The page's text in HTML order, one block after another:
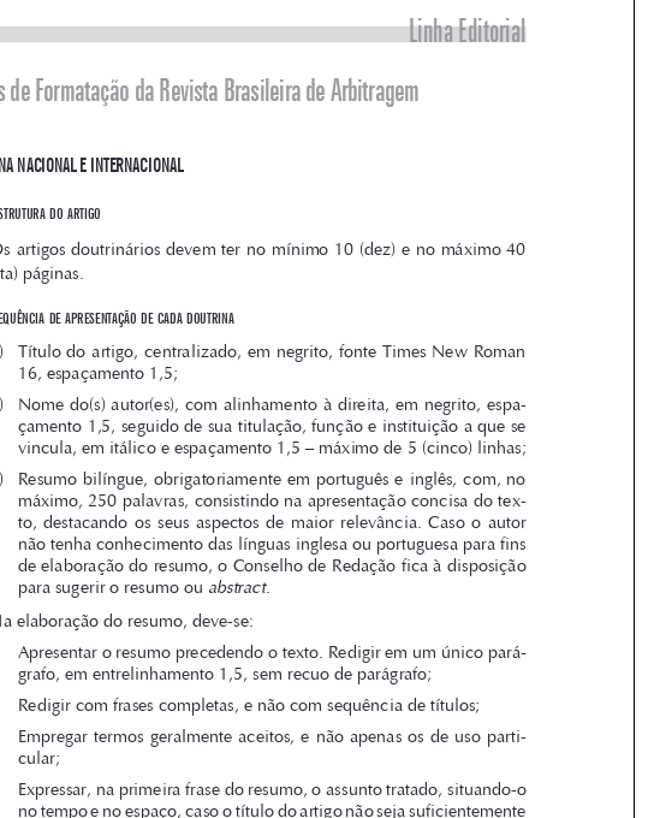



  


     











 

          


          

         

Normas de Formatação da Revista Brasileira de Arbitragem
1 doutrINa NaCIoNal e INterNaCIoNal
Os artigos doutrinários devem ter no mínimo 10 (dez) e no máximo 40
sequênciA de ApresentAção de cAdA
Título do artigo, centralizado, em negrito, fonte Times New Roman
16, espaçamento 1,5;
Nome do(s) autor(es), com alinhamento à direita, em negrito, espa-
çamento 1,5, seguido de sua titulação, função e instituição a que se
vincula, em itálico e espaçamento 1,5 – máximo de 5 (cinco) linhas;
Resumo bilíngue, obrigatoriamente em português e inglês, com, no
máximo, 250 palavras, consistindo na apresentação concisa do tex-
to,  destacando  os  seus  aspectos  de  maior  relevância.  Caso  o  autor
não tenha conhecimento das línguas inglesa ou portuguesa para fins
de elaboração do resumo, o Conselho de Redação fica à disposição
para sugerir o resumo ou abstract.
Na elaboração do resumo, deve-se:
•	 Apresentar
o	 resumo precedendo
grafo, em entrelinhamento 1,5, sem recuo de parágrafo;
•	 Redigir	com	frases	completas,	e	não	com	sequência	de	títulos;
•	 Empregar
termos geralmente aceitos, e	 não	   apenas
o	 assunto
no tempo e no espaço, caso o título do artigo não seja suficientemente
•	 Ressaltar
os	 objetivos, os	 métodos, os	 resultados
do
trabalho;